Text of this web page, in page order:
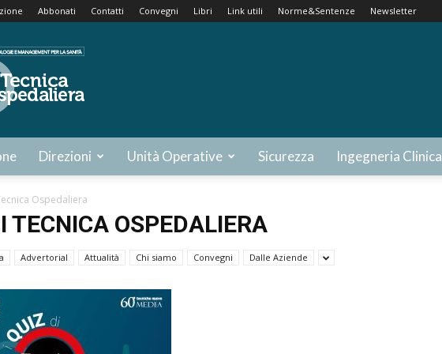
Abbonati Contatti Convegni Libri Link utili Norme&Sentenze Newsletter
Direzioni Unità Operative Sicurezza Ingegneria Clinica
Ospedaliera
TECNICA OSPEDALIERA
Advertorial Attualità Chi siamo Convegni Dalle Aziende